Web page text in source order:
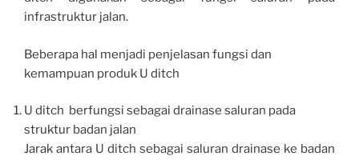
infrastruktur jalan.
Beberapa hal menjadi penjelasan fungsi dan
kemampuan produk U ditch
U ditch berfungsi sebagai drainase saluran pada
struktur badan jalan
Jarak antara U ditch sebagai saluran drainase ke badan